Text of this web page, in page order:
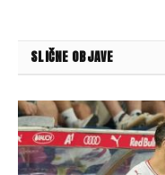
SLIČNE OBJAVE